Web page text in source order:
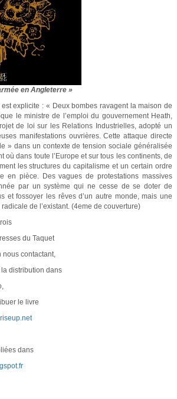
en Angleterre »
explicite : « Deux bombes ravagent la maison de
le ministre de l’emploi du gouvernement Heath,
de loi sur les Relations Industrielles, adopté un
manifestations ouvrières. Cette attaque directe
» dans un contexte de tension sociale généralisée
où dans toute l’Europe et sur tous les continents, de
les structures du capitalisme et un certain ordre
en pièce. Des vagues de protestations massives
par un système qui ne cesse de se doter de
et fossoyer les rêves d’un autre monde, mais une
de l’existant. (4eme de couverture)
du Taquet
nous contactant,
distribution dans
le livre
dans